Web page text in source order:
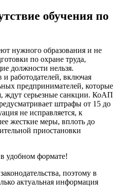
обучения по
нужного образования и не
по охране труда,
должности нельзя.
работодателей, включая
предпринимателей, которые
ждут серьезные санкции. КоАП
штрафы от 15 до
не исправляется, к
жесткие меры, вплоть до
приостановки
удобном формате!
поэтому в
актуальная информация